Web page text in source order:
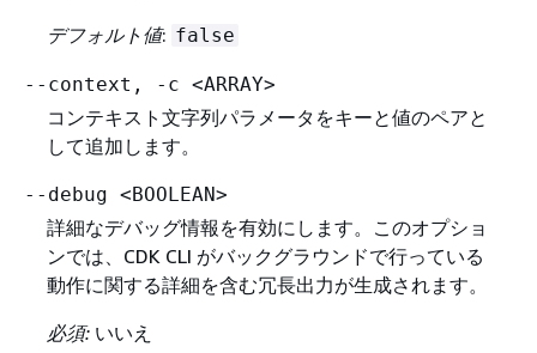
デフォルト値: false
--context, -c <ARRAY>
コンテキスト文字列パラメータをキーと値のペアと
して追加します。
--debug <BOOLEAN>
詳細なデバッグ情報を有効にします。このオプショ
ンでは、CDK CLI がバックグラウンドで行っている
動作に関する詳細を含む冗長出力が生成されます。
必須:いいえ